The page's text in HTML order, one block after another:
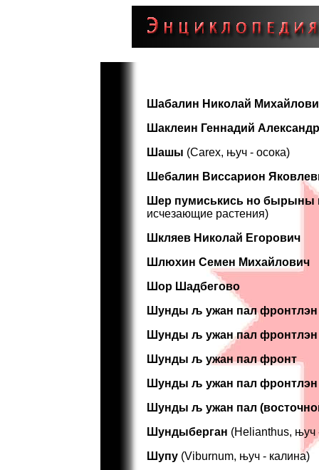
Шабалин Николай
Шаклеин Геннадий
Шашы (Carex, њуч - осока)
Шебалин Виссарион
Шер пумиськись но бырыны
исчезающие растения)
Шкляев Николай Егорович
Шлюхин Семен Михайлович
Шор Шадбегово
Шунды љ ужан пал фронтлэн
Шунды љ ужан пал фронтлэн
Шунды љ ужан пал фронт
Шунды љ ужан пал фронтлэн
Шунды љ ужан пал
Шундыберган (Helianthus, њуч
Шупу (Viburnum, њуч - калина)